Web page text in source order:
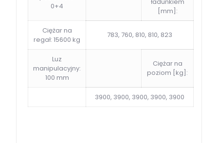
0+4
[mm]:
Ciężar na
regał: 15600 kg
783, 760, 810, 810, 823
Luz
manipulacyjny:
100 mm
Ciężar na
poziom [kg]:
3900, 3900, 3900, 3900, 3900